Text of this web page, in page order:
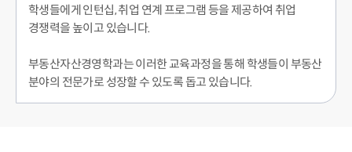
학생들에게 인턴십, 취업 연계 프로그램 등을 제공하여 취업
경쟁력을 높이고 있습니다.
부동산자산경영학과는 이러한 교육과정을 통해 학생들이 부동산
분야의 전문가로 성장할 수 있도록 돕고 있습니다.